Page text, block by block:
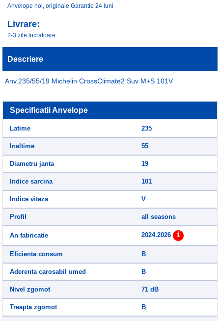
Anvelope noi, originale Garantie 24 luni
Livrare:
2-3 zile lucratoare
Descriere
Anv.235/55/19 Michelin CrossClimate2 Suv M+S 101V
Specificatii Anvelope
Latime 235
Inaltime 55
Diametru janta 19
Indice sarcina 101
Indice viteza V
Profil all seasons
An fabricatie 2024.2026
Eficienta consum B
Aderenta carosabil umed B
Nivel zgomot 71 dB
Treapta zgomot B